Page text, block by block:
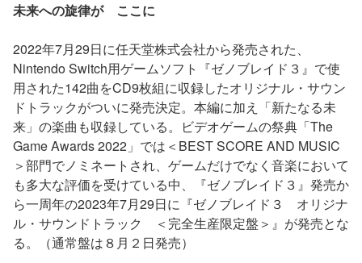
未来への旋律が ここに
2022年7月29日に任天堂株式会社から発売された、
Nintendo Switch用ゲームソフト『ゼノブレイド３』で使
用された142曲をCD9枚組に収録したオリジナル・サウン
ドトラックがついに発売決定。本編に加え「新たなる未
来」の楽曲も収録している。ビデオゲームの祭典「The
Game Awards 2022」では＜BEST SCORE AND MUSIC
＞部門でノミネートされ、ゲームだけでなく音楽において
も多大な評価を受けている中、『ゼノブレイド３』発売か
ら一周年の2023年7月29日に『ゼノブレイド３ オリジナ
ル・サウンドトラック ＜完全生産限定盤＞』が発売とな
る。（通常盤は８月２日発売）